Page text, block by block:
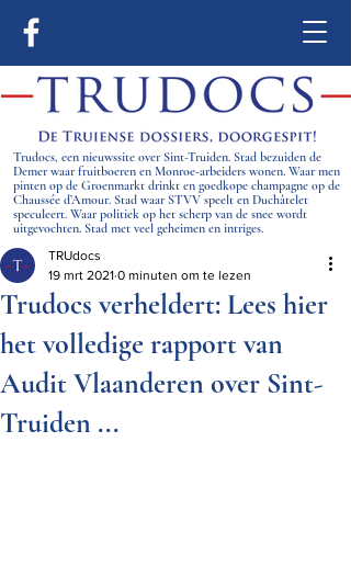
Trudocs, een nieuwssite over Sint-Truiden. Stad bezuiden de
Demer waar fruitboeren en Monroe-arbeiders wonen. Waar men
pinten op de Groenmarkt drinkt en goedkope champagne op de
Chaussée d’Amour. Stad waar STVV speelt en Duchâtelet
speculeert. Waar politiek op het scherp van de snee wordt
uitgevochten. Stad met veel geheimen en intriges.
Trudocs verheldert: Lees hier
het volledige rapport van
Audit Vlaanderen over Sint-
Truiden ...
TRUdocs
19 mrt 2021 0 minuten om te lezen